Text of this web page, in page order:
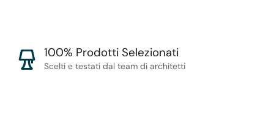
100% Prodotti Selezionati
Scelti e testati dal team di architetti